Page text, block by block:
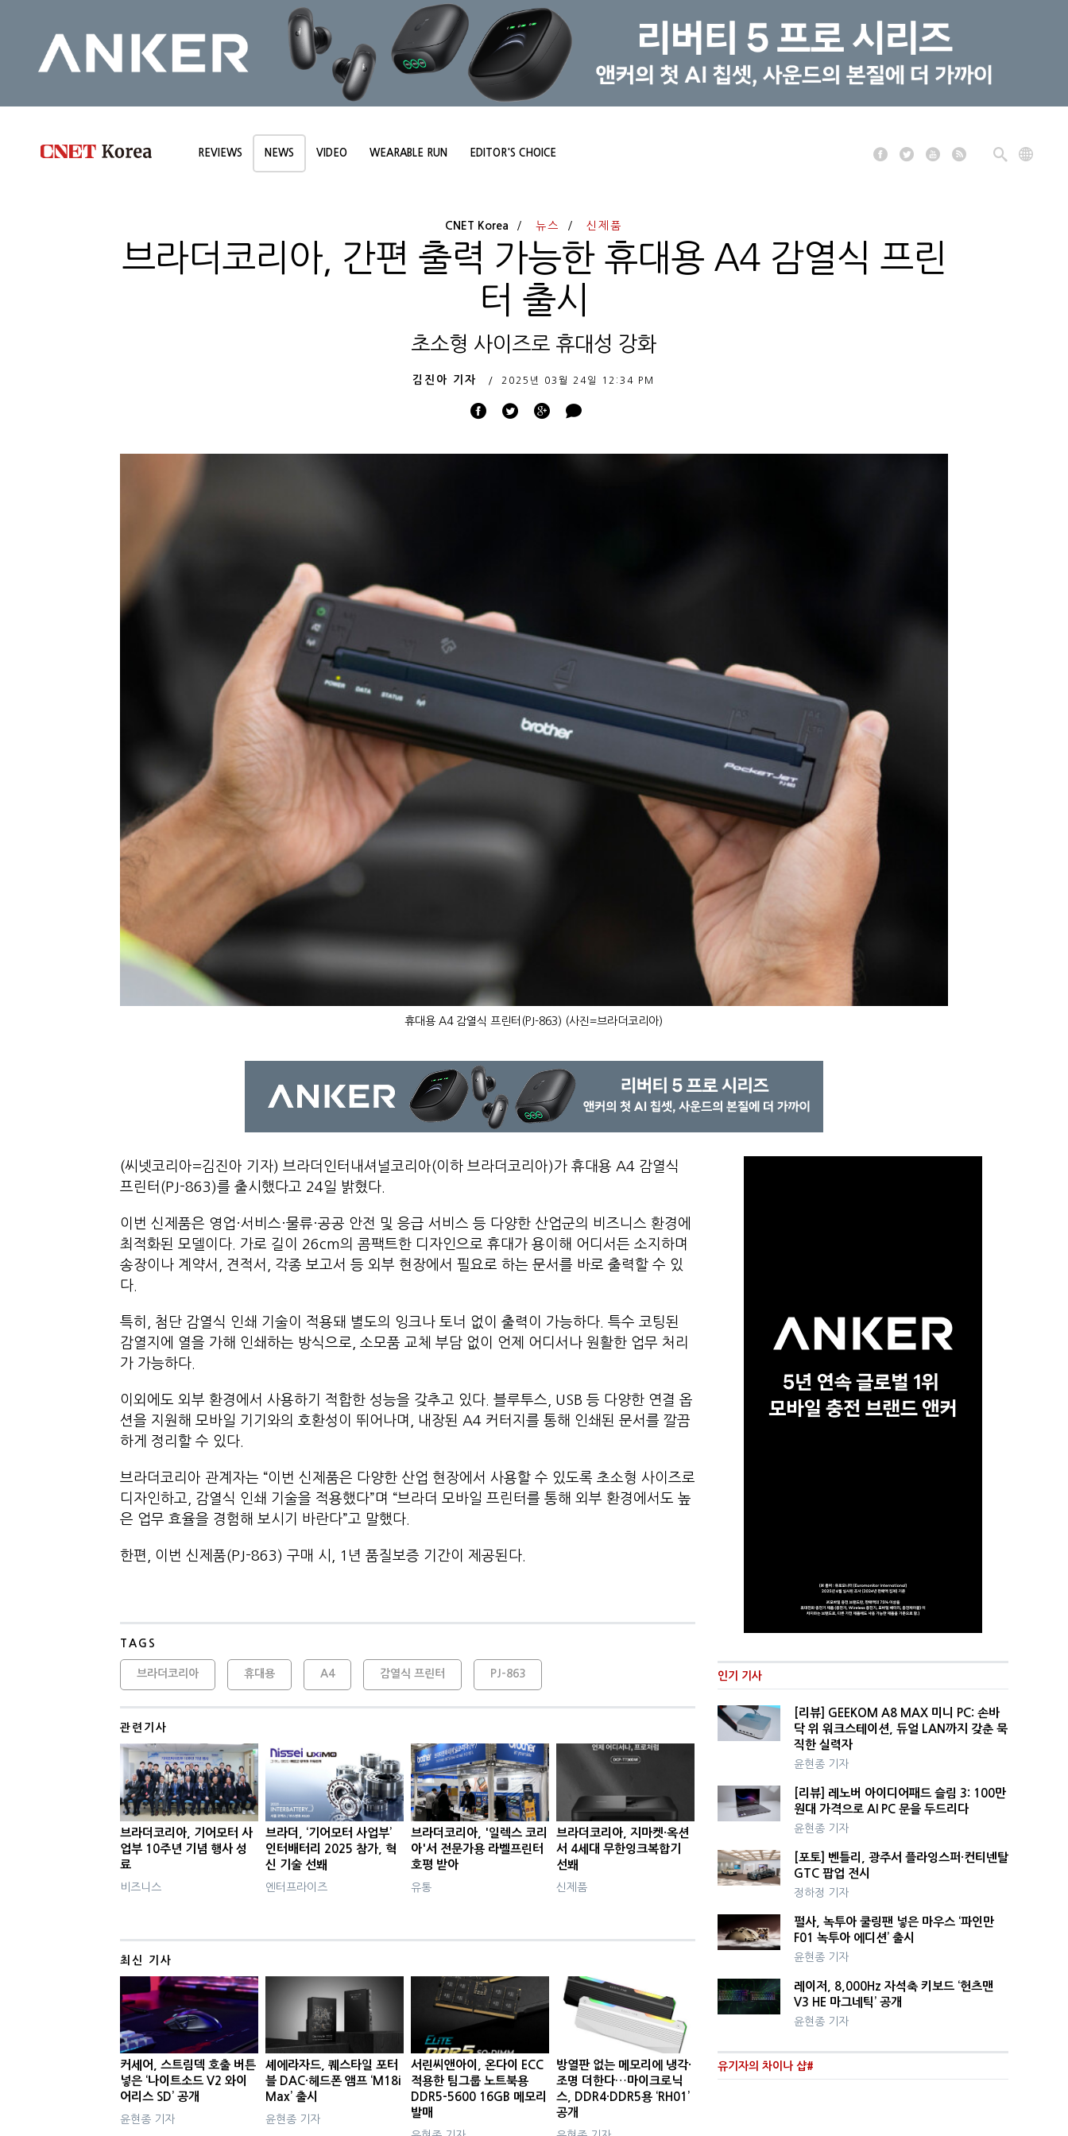
REVIEWS NEWS VIDEO WEARABLE RUN EDITOR'S CHOICE
CNET Korea 뉴스 신제품
브라더코리아, 간편 출력 가능한 휴대용 A4 감열식 프린
터 출시
초소형 사이즈로 휴대성 강화
김진아 기자 2025년 03월 24일 12:34 PM
휴대용 A4 감열식 프린터(PJ-863) (사진=브라더코리아)
(씨넷코리아=김진아 기자) 브라더인터내셔널코리아(이하 브라더코리아)가 휴대용 A4 감열식
프린터(PJ-863)를 출시했다고 24일 밝혔다.
이번 신제품은 영업·서비스·물류·공공 안전 및 응급 서비스 등 다양한 산업군의 비즈니스 환경에
최적화된 모델이다. 가로 길이 26cm의 콤팩트한 디자인으로 휴대가 용이해 어디서든 소지하며
송장이나 계약서, 견적서, 각종 보고서 등 외부 현장에서 필요로 하는 문서를 바로 출력할 수 있
다.
특히, 첨단 감열식 인쇄 기술이 적용돼 별도의 잉크나 토너 없이 출력이 가능하다. 특수 코팅된
감열지에 열을 가해 인쇄하는 방식으로, 소모품 교체 부담 없이 언제 어디서나 원활한 업무 처리
가 가능하다.
이외에도 외부 환경에서 사용하기 적합한 성능을 갖추고 있다. 블루투스, USB 등 다양한 연결 옵
션을 지원해 모바일 기기와의 호환성이 뛰어나며, 내장된 A4 커터지를 통해 인쇄된 문서를 깔끔
하게 정리할 수 있다.
브라더코리아 관계자는 “이번 신제품은 다양한 산업 현장에서 사용할 수 있도록 초소형 사이즈로
디자인하고, 감열식 인쇄 기술을 적용했다”며 “브라더 모바일 프린터를 통해 외부 환경에서도 높
은 업무 효율을 경험해 보시기 바란다”고 말했다.
한편, 이번 신제품(PJ-863) 구매 시, 1년 품질보증 기간이 제공된다.
TAGS
브라더코리아 휴대용 A4 감열식 프린터 PJ-863
관련기사
브라더코리아, 기어모터 사
업부 10주년 기념 행사 성
료
비즈니스
브라더, ‘기어모터 사업부’
인터배터리 2025 참가, 혁
신 기술 선봬
엔터프라이즈
브라더코리아, '일렉스 코리
아'서 전문가용 라벨프린터
호평 받아
유통
브라더코리아, 지마켓·옥션
서 4세대 무한잉크복합기
선봬
신제품
최신 기사
커세어, 스트림덱 호출 버튼
넣은 ‘나이트소드 V2 와이
어리스 SD’ 공개
윤현종 기자
셰에라자드, 퀘스타일 포터
블 DAC·헤드폰 앰프 ‘M18i
Max’ 출시
윤현종 기자
서린씨앤아이, 온다이 ECC
적용한 팀그룹 노트북용
DDR5-5600 16GB 메모리
발매
방열판 없는 메모리에 냉각·
조명 더한다…마이크로닉
스, DDR4·DDR5용 ‘RH01’
공개
인기 기사
[리뷰] GEEKOM A8 MAX 미니 PC: 손바
닥 위 워크스테이션, 듀얼 LAN까지 갖춘 묵
직한 실력자
윤현종 기자
[리뷰] 레노버 아이디어패드 슬림 3: 100만
원대 가격으로 AI PC 문을 두드리다
윤현종 기자
[포토] 벤틀리, 광주서 플라잉스퍼·컨티넨탈
GTC 팝업 전시
정하정 기자
펄사, 녹투아 쿨링팬 넣은 마우스 ‘파인만
F01 녹투아 에디션’ 출시
윤현종 기자
레이저, 8,000Hz 자석축 키보드 ‘헌츠맨
V3 HE 마그네틱’ 공개
윤현종 기자
유기자의 차이나 샵#